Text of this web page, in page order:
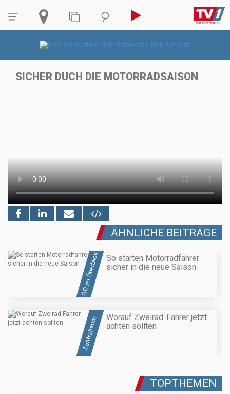
SICHER DUCH DIE MOTORRADSAISON
ÄHNLICHE BEITRÄGE
OÖ im Überblick
So starten Motorradfahrer
sicher in die neue Saison
Zentralraum
Worauf Zweirad-Fahrer jetzt
achten sollten
TOPTHEMEN